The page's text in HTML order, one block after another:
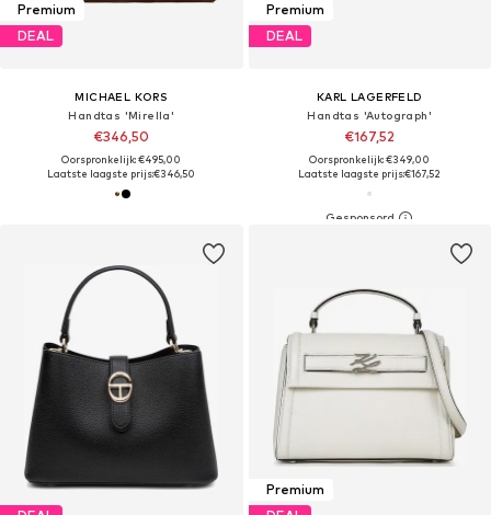
Premium
DEAL
MICHAEL KORS
Handtas 'Mirella'
€346,50
Oorspronkelijk: €495,00
Laatste laagste prijs:€346,50
Premium
DEAL
KARL LAGERFELD
Handtas 'Autograph'
€167,52
Oorspronkelijk: €349,00
Laatste laagste prijs:€167,52
Premium